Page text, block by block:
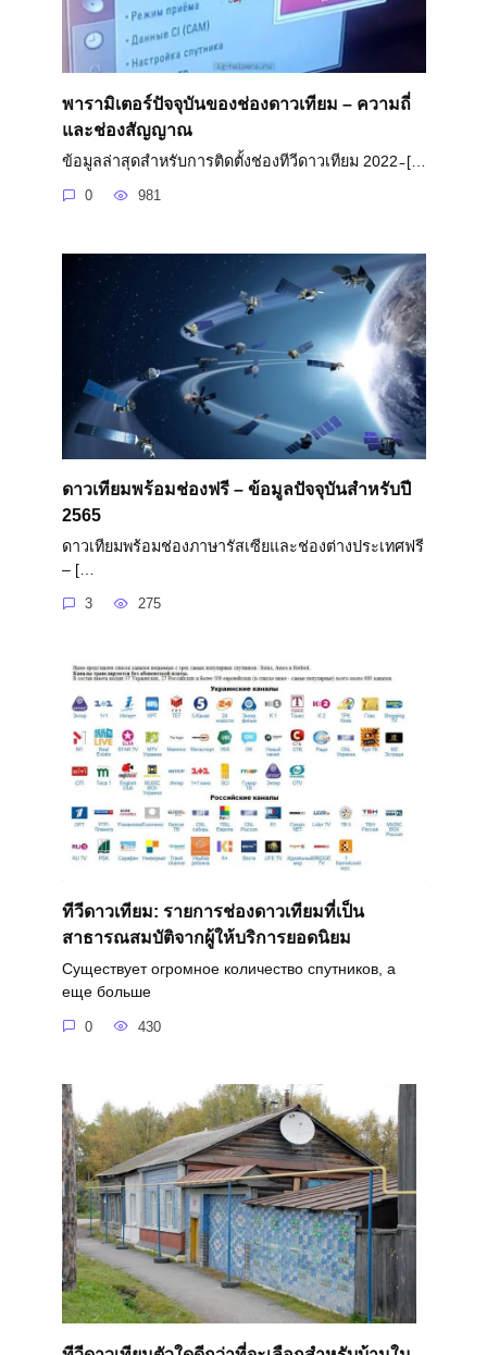
พารามิเตอร์ปัจจุบันของช่องดาวเทียม – ความถี่
และช่องสัญญาณ
ข้อมูลล่าสุดสำหรับการติดตั้งช่องทีวีดาวเทียม 2022 ̵ […
0 981
ดาวเทียมพร้อมช่องฟรี – ข้อมูลปัจจุบันสำหรับปี
2565
ดาวเทียมพร้อมช่องภาษารัสเซียและช่องต่างประเทศฟรี
– […
3 275
ทีวีดาวเทียม: รายการช่องดาวเทียมที่เป็น
สาธารณสมบัติจากผู้ให้บริการยอดนิยม
Существует огромное количество спутников, а
еще больше
0 430